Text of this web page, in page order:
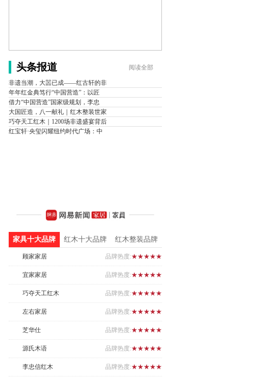
头条报道 阅读全部
非遗当潮，大噐已成——红古轩的非
年年红金典笃行“中国营造”：以匠
借力“中国营造”国家级规划，李忠
大国匠造，八一献礼｜红木整装世家
巧夺天工红木｜1200场非遗盛宴背后
红宝轩·央玺闪耀纽约时代广场：中
家具十大品牌 红木十大品牌 红木整装品牌
品牌热度:★★★★★
顾家家居
品牌热度:★★★★★
宜家家居
品牌热度:★★★★★
巧夺天工红木
品牌热度:★★★★★
左右家居
品牌热度:★★★★★
芝华仕
品牌热度:★★★★★
源氏木语
品牌热度:★★★★★
李忠信红木